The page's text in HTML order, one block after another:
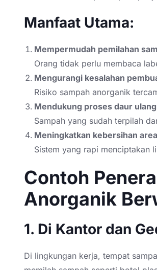
Manfaat Utama:
Mempermudah pemilahan
Orang tidak perlu membaca
Mengurangi kesalahan
Risiko sampah anorganik
Mendukung proses daur ulang
Sampah yang sudah terpilah
Meningkatkan kebersihan area
Sistem yang rapi menciptakan
Contoh
Anorganik
1. Di Kantor dan
Di lingkungan kerja, tempat